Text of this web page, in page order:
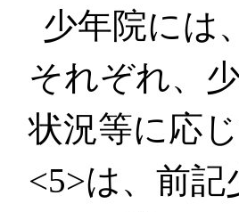
少年院には
それぞれ、
状況等に応
<5>は、前